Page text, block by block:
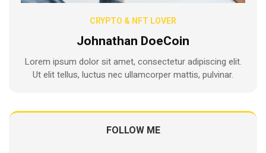
CRYPTO & NFT LOVER
Johnathan DoeCoin
Lorem ipsum dolor sit amet, consectetur adipiscing elit.
Ut elit tellus, luctus nec ullamcorper mattis, pulvinar.
FOLLOW ME